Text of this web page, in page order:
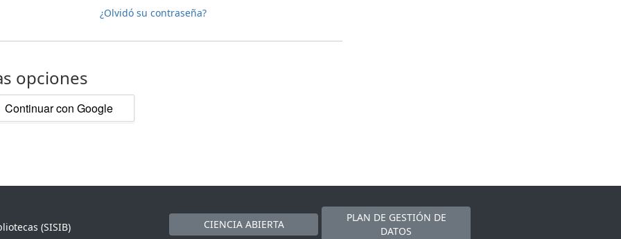
¿Olvidó su contraseña?
opciones
Continuar con Google
(SISIB)
CIENCIA ABIERTA
PLAN DE GESTIÓN DE
DATOS